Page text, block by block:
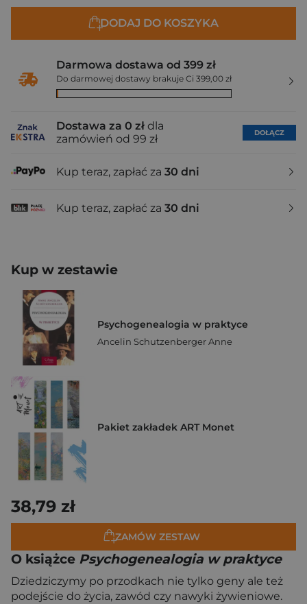
DODAJ DO KOSZYKA
Darmowa dostawa od 399 zł
Do darmowej dostawy brakuje Ci 399,00 zł
Dostawa za 0 zł dla
zamówień od 99 zł
DOŁĄCZ
Kup teraz, zapłać za 30 dni
Kup teraz, zapłać za 30 dni
Kup w zestawie
Psychogenealogia w praktyce
Ancelin Schutzenberger Anne
Pakiet zakładek ART Monet
38,79 zł
ZAMÓW ZESTAW
O książce Psychogenealogia w praktyce
Dziedziczymy po przodkach nie tylko geny ale też
podejście do życia, zawód czy nawyki żywieniowe.